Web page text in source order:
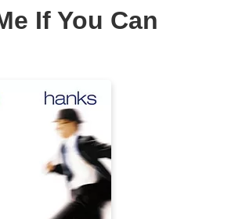
If You Can